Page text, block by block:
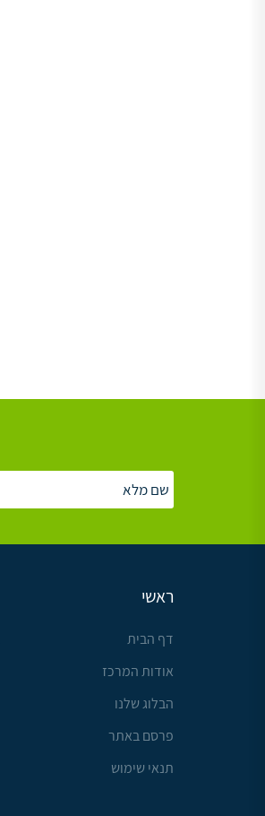
ראשי
דף הבית
אודות המרכז
הבלוג שלנו
פרסם באתר
תנאי שימוש